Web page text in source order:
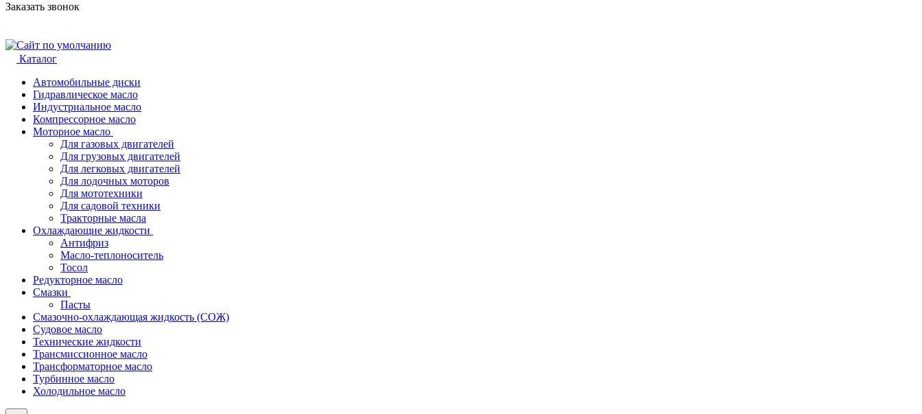
Заказать звонок
Каталог
Автомобильные диски
Гидравлическое масло
Индустриальное масло
Компрессорное масло
Моторное масло
Для газовых двигателей
Для грузовых двигателей
Для легковых двигателей
Для лодочных моторов
Для мототехники
Для садовой техники
Тракторные масла
Охлаждающие жидкости
Антифриз
Масло-теплоноситель
Тосол
Редукторное масло
Смазки
Пасты
Смазочно-охлаждающая жидкость (СОЖ)
Судовое масло
Технические жидкости
Трансмиссионное масло
Трансформаторное масло
Турбинное масло
Холодильное масло